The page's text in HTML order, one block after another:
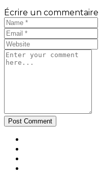
Écrire un commentaire